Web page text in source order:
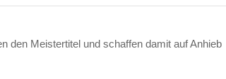
den Meistertitel und schaffen damit auf Anhieb